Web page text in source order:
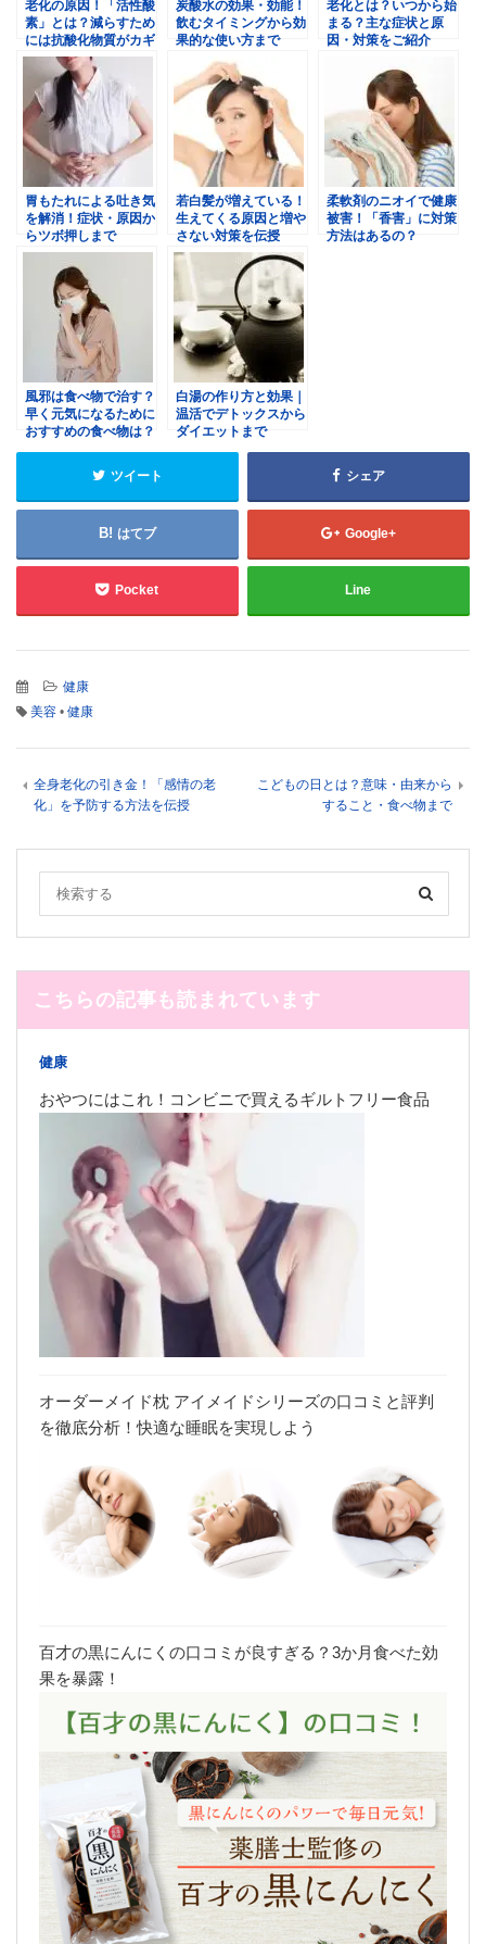
老化の原因！「活性酸
素」とは？減らすため
には抗酸化物質がカギ
炭酸水の効果・効能！
飲むタイミングから効
果的な使い方まで
老化とは？いつから始
まる？主な症状と原
因・対策をご紹介
胃もたれによる吐き気
を解消！症状・原因か
らツボ押しまで
若白髪が増えている！
生えてくる原因と増や
さない対策を伝授
柔軟剤のニオイで健康
被害！「香害」に対策
方法はあるの？
風邪は食べ物で治す？
早く元気になるために
おすすめの食べ物は？
白湯の作り方と効果｜
温活でデトックスから
ダイエットまで
ツイート シェア
はてブ Google+
Pocket Line
健康
美容 • 健康
全身老化の引き金！「感情の老
化」を予防する方法を伝授
こどもの日とは？意味・由来から
すること・食べ物まで
こちらの記事も読まれています
健康
おやつにはこれ！コンビニで買えるギルトフリー食品
オーダーメイド枕 アイメイドシリーズの口コミと評判
を徹底分析！快適な睡眠を実現しよう
百才の黒にんにくの口コミが良すぎる？3か月食べた効
果を暴露！